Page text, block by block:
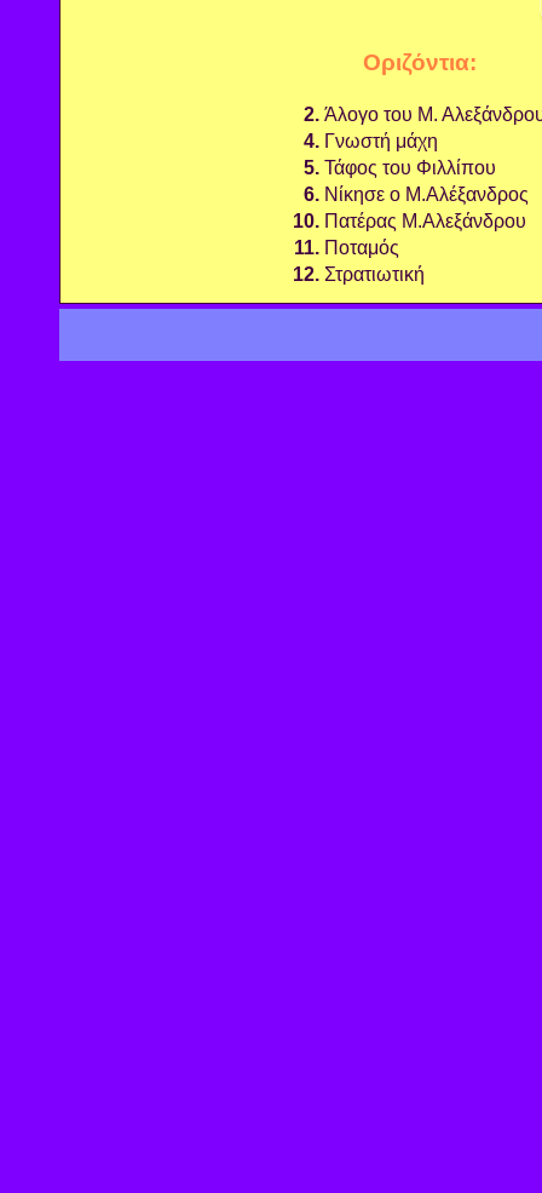
Οριζόντια:
2. Άλογο του Μ.
4. Γνωστή μάχη
5. Τάφος του Φιλλίπου
6. Νίκησε ο Μ.Αλέξανδρος
10. Πατέρας Μ.Αλεξάνδρου
11. Ποταμός
12. Στρατιωτική